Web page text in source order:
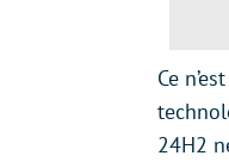
Ce
24H2